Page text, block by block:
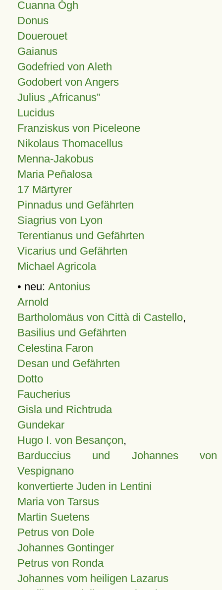
Cuanna Ógh
Donus
Douerouet
Gaianus
Godefried von Aleth
Godobert von Angers
Julius Africanus
Lucidus
Franziskus von Piceleone
Nikolaus Thomacellus
Menna-Jakobus
Maria Peñalosa
17 Märtyrer
Pinnadus und Gefährten
Siagrius von Lyon
Terentianus und Gefährten
Vicarius und Gefährten
Michael Agricola
• neu: Antonius
Arnold
Bartholomäus von Città di Castello,
Basilius und Gefährten
Celestina Faron
Desan und Gefährten
Dotto
Faucherius
Gisla und Richtruda
Gundekar
Hugo I. von Besançon,
Barduccius und Johannes von
Vespignano
konvertierte Juden in Lentini
Maria von Tarsus
Martin Suetens
Petrus von Dole
Johannes Gontinger
Petrus von Ronda
Johannes vom heiligen Lazarus